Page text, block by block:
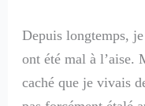
Depuis longtemps,
ont été mal à l’aise.
caché que je vivais